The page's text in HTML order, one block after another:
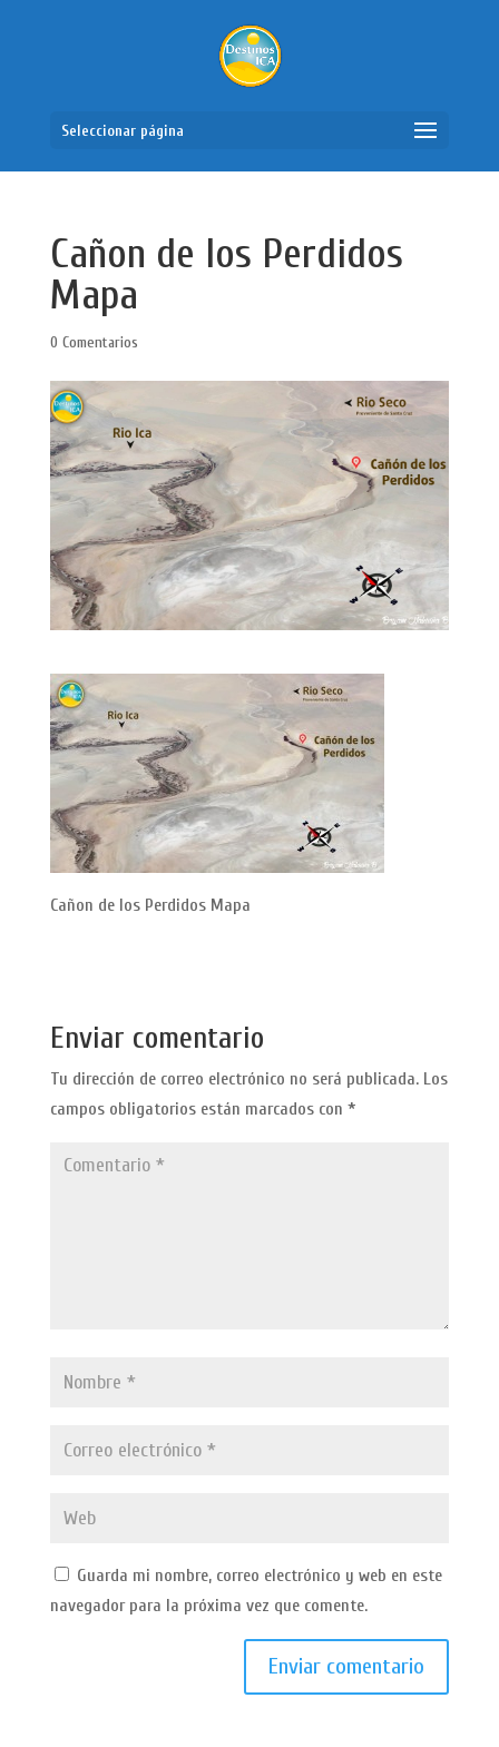
Seleccionar página
Cañon de los Perdidos
Mapa
0 Comentarios
Cañon de los Perdidos Mapa
Enviar comentario
Tu dirección de correo electrónico no será publicada. Los
campos obligatorios están marcados con *
Guarda mi nombre, correo electrónico y web en este
navegador para la próxima vez que comente.